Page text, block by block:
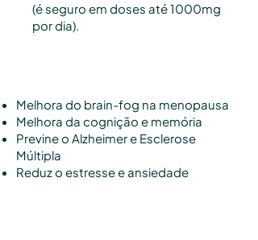
(é seguro em doses até 1000mg
por dia).
Melhora do brain-fog na menopausa
Melhora da cognição e memória
Previne o Alzheimer e Esclerose
Múltipla
Reduz o estresse e ansiedade